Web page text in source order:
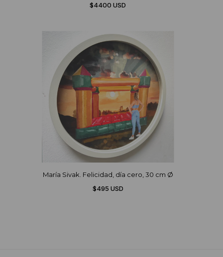
$4400 USD
María Sivak. Felicidad, día cero, 30 cm Ø
$495 USD